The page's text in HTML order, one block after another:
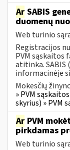
Ar SABIS
duomenų
Web turinio
Registracijos
PVM sąskaitos
atitinka. SABIS
informacinėje
Mokesčių
» PVM
skyrius) » PVM
Ar PVM
pirkdamas
Web turinio